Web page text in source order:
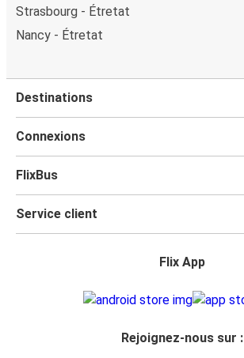
Strasbourg - Étretat
Nancy - Étretat
Destinations
Connexions
FlixBus
Service client
Flix App
Rejoignez-nous sur :